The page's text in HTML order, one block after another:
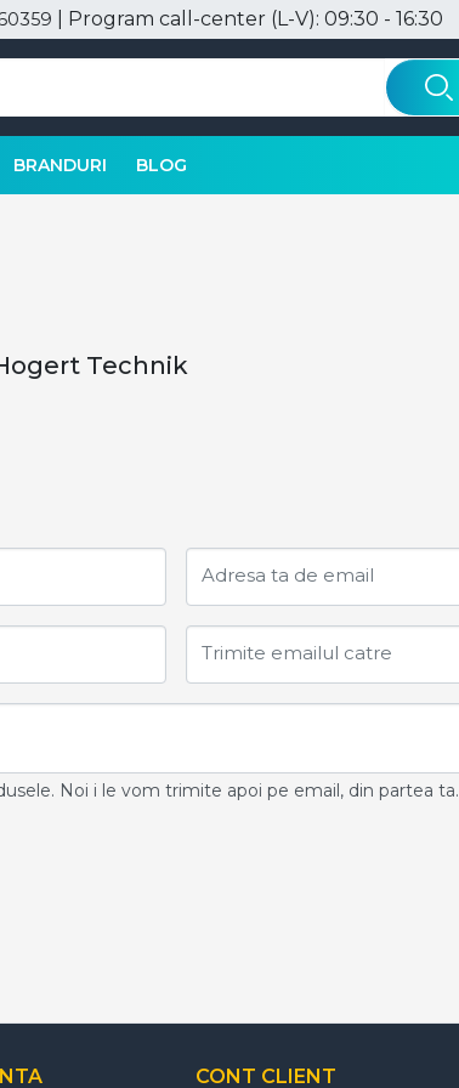
| Program call-center (L-V): 09:30 - 16:30
BRANDURI BLOG
Technik
Adresa ta de email
Trimite emailul catre
Noi i le vom trimite apoi pe email, din partea ta.
CONT CLIENT